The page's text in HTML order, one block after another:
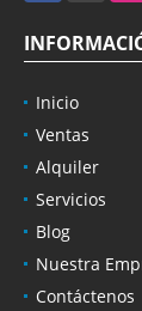
Inicio
Ventas
Alquiler
Servicios
Blog
Nuestra
Contáctenos